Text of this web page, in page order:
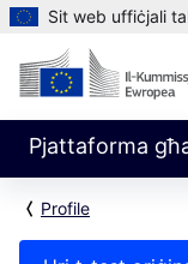
Sit web uffiċjali
Pjattaforma
Profile